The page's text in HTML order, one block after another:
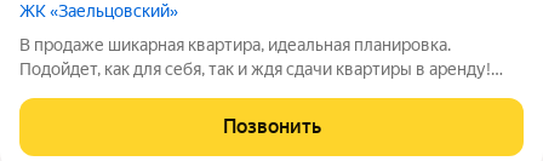
ЖК «Заельцовский»
В продаже шикарная квартира, идеальная планировка.
Подойдет, как для себя, так и ждя сдачи квартиры в аренду!
Позвонить